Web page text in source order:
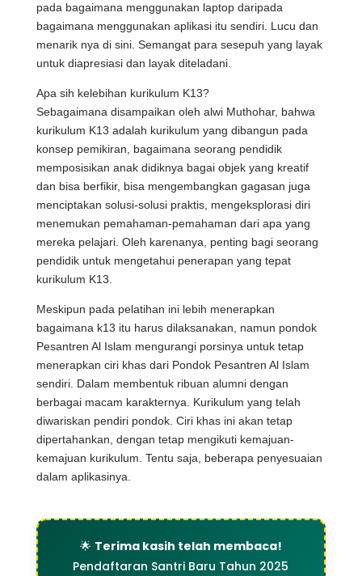
pada bagaimana menggunakan laptop daripada
bagaimana menggunakan aplikasi itu sendiri. Lucu dan
menarik nya di sini. Semangat para sesepuh yang layak
untuk diapresiasi dan layak diteladani.
Apa sih kelebihan kurikulum K13?
Sebagaimana disampaikan oleh alwi Muthohar, bahwa
kurikulum K13 adalah kurikulum yang dibangun pada
konsep pemikiran, bagaimana seorang pendidik
memposisikan anak didiknya bagai objek yang kreatif
dan bisa berfikir, bisa mengembangkan gagasan juga
menciptakan solusi-solusi praktis, mengeksplorasi diri
menemukan pemahaman-pemahaman dari apa yang
mereka pelajari. Oleh karenanya, penting bagi seorang
pendidik untuk mengetahui penerapan yang tepat
kurikulum K13.
Meskipun pada pelatihan ini lebih menerapkan
bagaimana k13 itu harus dilaksanakan, namun pondok
Pesantren Al Islam mengurangi porsinya untuk tetap
menerapkan ciri khas dari Pondok Pesantren Al Islam
sendiri. Dalam membentuk ribuan alumni dengan
berbagai macam karakternya. Kurikulum yang telah
diwariskan pendiri pondok. Ciri khas ini akan tetap
dipertahankan, dengan tetap mengikuti kemajuan-
kemajuan kurikulum. Tentu saja, beberapa penyesuaian
dalam aplikasinya.
🌟 Terima kasih telah membaca!
Pendaftaran Santri Baru Tahun 2025